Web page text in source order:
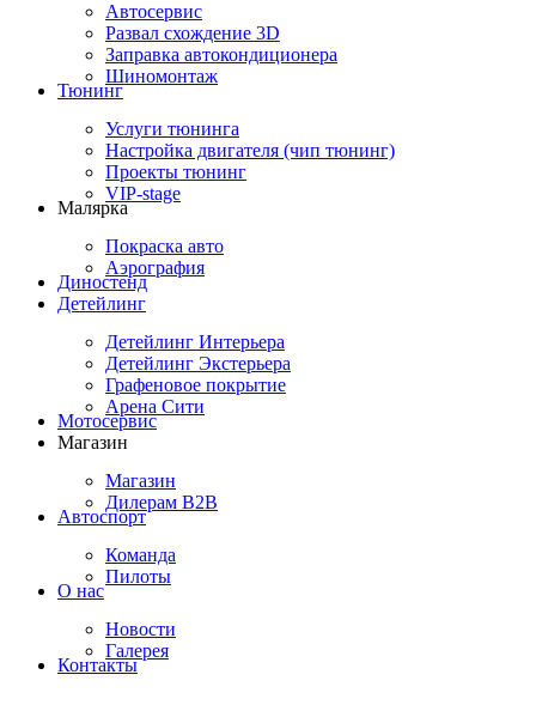
Автосервис
Развал схождение 3D
Заправка автокондиционера
Шиномонтаж
Тюнинг
Услуги тюнинга
Настройка двигателя (чип тюнинг)
Проекты тюнинг
VIP-stage
Малярка
Покраска авто
Аэрография
Диностенд
Детейлинг
Детейлинг Интерьера
Детейлинг Экстерьера
Графеновое покрытие
Арена Сити
Мотосервис
Магазин
Магазин
Дилерам B2B
Автоспорт
Команда
Пилоты
О нас
Новости
Галерея
Контакты